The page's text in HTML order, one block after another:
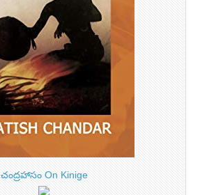
చంద్రహాసం On Kinige